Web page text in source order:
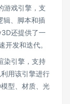
游戏引擎，支
辑、脚本和插
还提供了一
开发和迭代。
染引擎，支持
用该引擎进行
型、材质、光